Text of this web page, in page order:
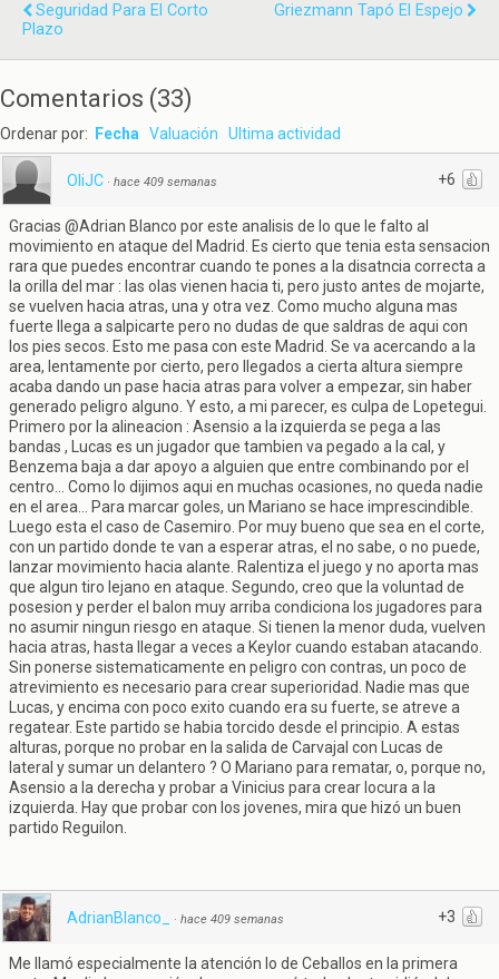
Seguridad Para El Corto
Plazo
Griezmann Tapó El Espejo
Comentarios (33)
Ordenar por: Fecha Valuación Ultima actividad
+6
OliJC · hace 409 semanas
Gracias @Adrian Blanco por este analisis de lo que le falto al
movimiento en ataque del Madrid. Es cierto que tenia esta sensacion
rara que puedes encontrar cuando te pones a la disatncia correcta a
la orilla del mar : las olas vienen hacia ti, pero justo antes de mojarte,
se vuelven hacia atras, una y otra vez. Como mucho alguna mas
fuerte llega a salpicarte pero no dudas de que saldras de aqui con
los pies secos. Esto me pasa con este Madrid. Se va acercando a la
area, lentamente por cierto, pero llegados a cierta altura siempre
acaba dando un pase hacia atras para volver a empezar, sin haber
generado peligro alguno. Y esto, a mi parecer, es culpa de Lopetegui.
Primero por la alineacion : Asensio a la izquierda se pega a las
bandas , Lucas es un jugador que tambien va pegado a la cal, y
Benzema baja a dar apoyo a alguien que entre combinando por el
centro... Como lo dijimos aqui en muchas ocasiones, no queda nadie
en el area... Para marcar goles, un Mariano se hace imprescindible.
Luego esta el caso de Casemiro. Por muy bueno que sea en el corte,
con un partido donde te van a esperar atras, el no sabe, o no puede,
lanzar movimiento hacia alante. Ralentiza el juego y no aporta mas
que algun tiro lejano en ataque. Segundo, creo que la voluntad de
posesion y perder el balon muy arriba condiciona los jugadores para
no asumir ningun riesgo en ataque. Si tienen la menor duda, vuelven
hacia atras, hasta llegar a veces a Keylor cuando estaban atacando.
Sin ponerse sistematicamente en peligro con contras, un poco de
atrevimiento es necesario para crear superioridad. Nadie mas que
Lucas, y encima con poco exito cuando era su fuerte, se atreve a
regatear. Este partido se habia torcido desde el principio. A estas
alturas, porque no probar en la salida de Carvajal con Lucas de
lateral y sumar un delantero ? O Mariano para rematar, o, porque no,
Asensio a la derecha y probar a Vinicius para crear locura a la
izquierda. Hay que probar con los jovenes, mira que hizó un buen
partido Reguilon.
+3
AdrianBlanco_ · hace 409 semanas
Me llamó especialmente la atención lo de Ceballos en la primera